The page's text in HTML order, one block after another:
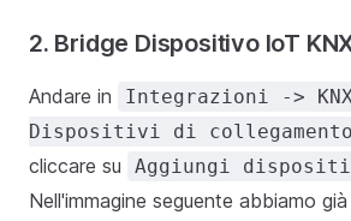
2. Bridge Dispositivo IoT
Andare in
Integrazioni ->
Dispositivi di collegamento
cliccare su
Aggiungi
Nell'immagine seguente abbiamo